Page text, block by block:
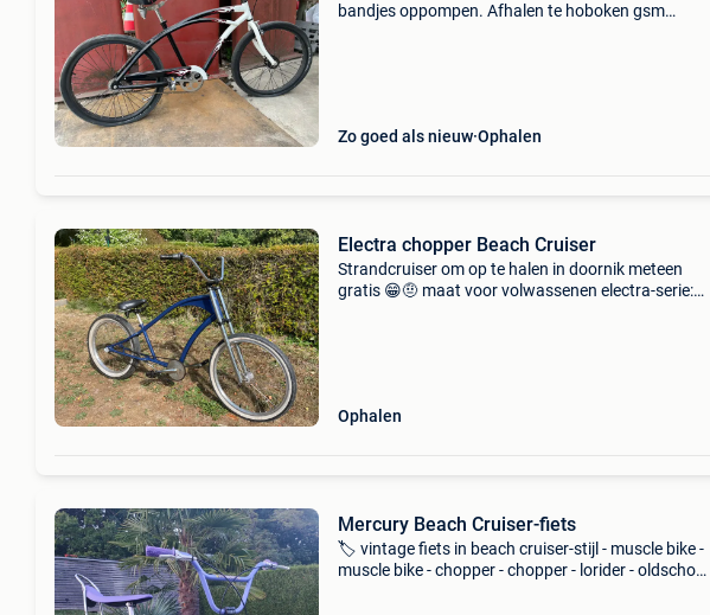
bandjes oppompen. Afhalen te hoboken gsm
Zo goed als nieuw Ophalen
Electra chopper Beach Cruiser
Strandcruiser om op te halen in doornik meteen
gratis 😁🤨 maat voor volwassenen electra-serie:
Ophalen
Mercury Beach Cruiser-fiets
🏷️ vintage fiets in beach cruiser-stijl - muscle bike -
muscle bike - chopper - chopper - lorider - oldschool